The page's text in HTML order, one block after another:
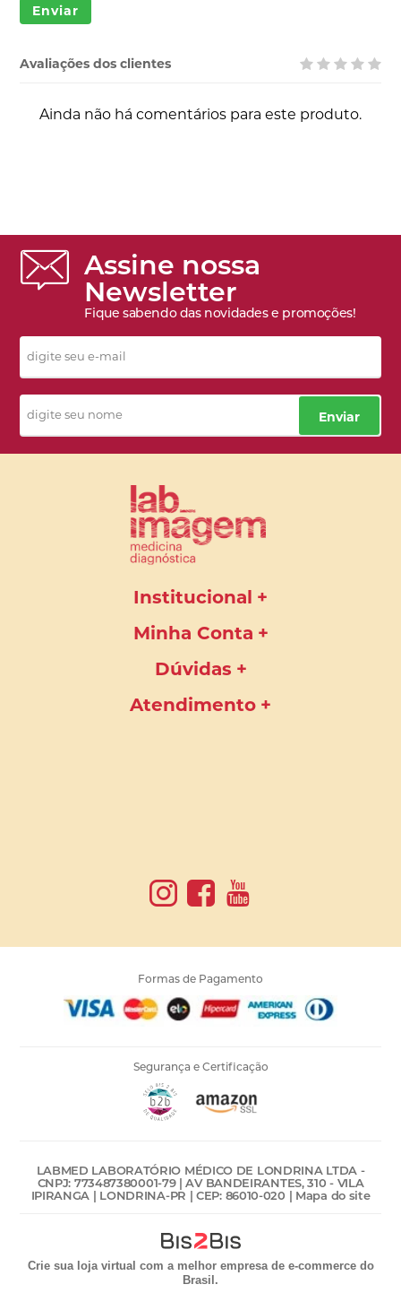
Enviar
Avaliações dos clientes
Ainda não há comentários para este produto.
Assine nossa
Newsletter
Fique sabendo das novidades e promoções!
Enviar
Institucional
Minha Conta
Dúvidas
Atendimento
Formas de Pagamento
Segurança e Certificação
LABMED LABORATÓRIO MÉDICO DE LONDRINA LTDA -
CNPJ: 773487380001-79 | AV BANDEIRANTES, 310 - VILA
IPIRANGA | LONDRINA-PR | CEP: 86010-020 | Mapa do site
Crie sua loja virtual com a melhor empresa de e-commerce do
Brasil.